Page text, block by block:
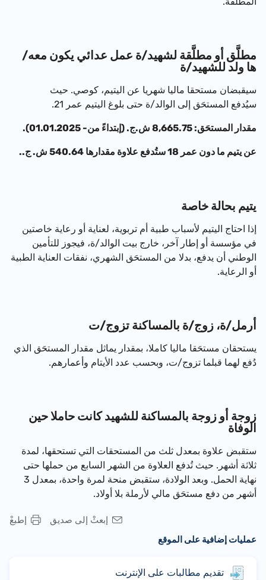
مطلَّق أو مطلَّقة لشهيد/ة عمل عدائي يكون معه/
ها ولد للشهيد/ة
سيقبضان مستحقا ماليا شهريا عن اليتيم، كوصي. حيث
سيُدفع المستحَق إلى الوالد/ة حتى بلوغ اليتيم عمر 21.
مقدار المستحَق:8,665.75 ش.ج. (إبتداءً من- 01.01.2025) .
عن يتيم ما دون عمر 18 ستُدفع علاوة مقدارها 540.64 ش. ج..
يتيم بحالة خاصة
إذا احتاج اليتيم لأسباب طبية أم تربوية، لعناية أو رعاية خاصتين
في مؤسسة أو إطار آخر، خارج بيت الوالد/ة، فيجوز للتأمين
الوطني أن يدفع، بدلا من المستحَق الشهري، نفقات العناية الطبية
أو الرعاية.
أرمل/ة، زوج/ة بالمساكنة تزوج/ت
يستحقان مستحَقا ماليا كاملا، بمقدار يماثل مقدار المستحَق الذي
دُفع لهما قبلما تزوج/ت، وبحسب عدد الأيتام وأعمارهم.
زوجة أو زوجة بالمساكنة للشهيد كانت حاملا حين
الوفاة
ستقبض علاوة بمعدل ثلث من المستحقات التي تستحقها، لمدة
ثلاثة أشهر. حيث تُدفع العلاوة من الشهر السابع من حملها حتى
نهاية الحمل. وبعد الولادة، ستقبض منحة لمرة واحدة، بمعدل 3
أشهر من دفع مستحَق مالي لأرملة بلا أولاد.
إطبعْ
إبعثْ إلى صديق
عمليات إضافية على الموقع
تقديم مطالبات على الإنترنت